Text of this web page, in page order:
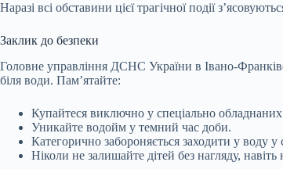
Наразі всі обставини цієї трагічної події
Заклик до безпеки
Головне управління ДСНС України в Івано-
біля води. Пам’ятайте:
Купайтеся виключно у спеціально
Уникайте водойм у темний час доби.
Категорично забороняється заходити у воду у
Ніколи не залишайте дітей без нагляду,